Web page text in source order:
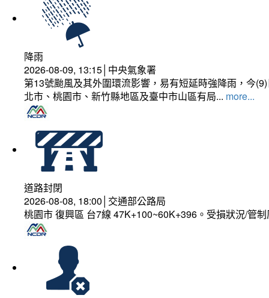
降雨
2026-08-09, 13:15│中央氣象署
第13號颱風及其外圍環流影響，易有短延時強降雨，今
北市、桃園市、新竹縣地區及臺中市山區有局... more...
道路封閉
2026-08-08, 18:00│交通部公路局
桃園市 復興區 台7線 47K+100~60K+396。受損狀況/管